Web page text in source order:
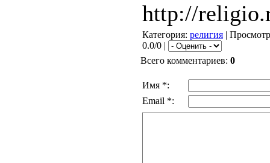
http://
Категория: религия |
0.0/0 |
Всего комментариев: 0
Имя *:
Email *: